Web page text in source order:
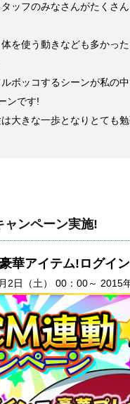
ッフのみなさんがたくさ
を使う動きなども多かっ
ボッコするシーンが私の
ンです!
大きな一歩となりとても
ャンペーン実施!
華アイテム!ログイ
2日（土） 00：00～ 2015